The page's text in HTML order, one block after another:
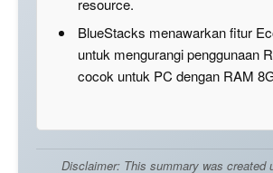
resource.
BlueStacks menawarkan fitur
untuk mengurangi penggunaan
cocok untuk PC dengan RAM
Disclaimer: This summary was created